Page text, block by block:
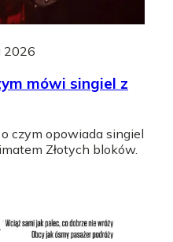
2026
mówi singiel z
czym opowiada singiel
Złotych bloków.